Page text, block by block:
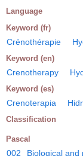
Language
Keyword (fr)
Crénothérapie
Keyword (en)
Crenotherapy
Keyword (es)
Crenoterapia
Classification
Pascal
002 Biological and